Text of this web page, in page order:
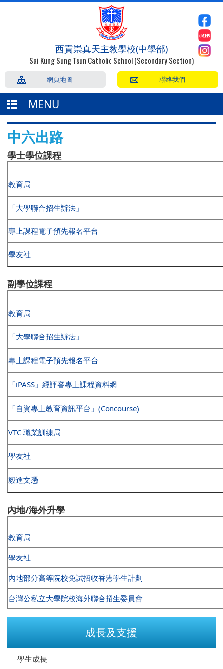
西貢崇真天主教學校(中學部)
Sai Kung Sung Tsun Catholic School (Secondary Section)
聯絡我們
網頁地圖
MENU
中六出路
學士學位課程
教育局
「大學聯合招生辦法」
專上課程電子預先報名平台
學友社
副學位課程
教育局
「大學聯合招生辦法」
專上課程電子預先報名平台
「iPASS」經評審專上課程資料網
「自資專上教育資訊平台」(Concourse)
VTC 職業訓練局
學友社
毅進文憑
內地/海外升學
教育局
學友社
內地部分高等院校免試招收香港學生計劃
台灣公私立大學院校海外聯合招生委員會
成長及支援
學生成長